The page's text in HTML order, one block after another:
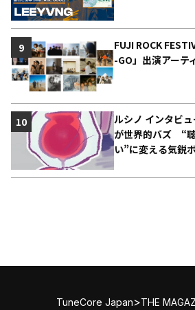
FUJI ROCK
-GO」出演アーテ
9
ルシノ インタビュ
が世界的バズ “
い”に変える気鋭
10
TuneCore Japan>THE